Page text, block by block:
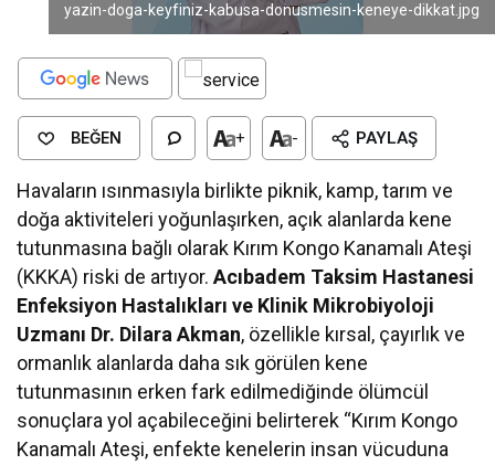
yazin-doga-keyfiniz-kabusa-donusmesin-keneye-dikkat.jpg
BEĞEN + - PAYLAŞ
Havaların ısınmasıyla birlikte piknik, kamp, tarım ve
doğa aktiviteleri yoğunlaşırken, açık alanlarda kene
tutunmasına bağlı olarak Kırım Kongo Kanamalı Ateşi
(KKKA) riski de artıyor.Acıbadem Taksim Hastanesi
Enfeksiyon Hastalıkları ve Klinik Mikrobiyoloji
Uzmanı Dr. Dilara Akman, özellikle kırsal, çayırlık ve
ormanlık alanlarda daha sık görülen kene
tutunmasının erken fark edilmediğinde ölümcül
sonuçlara yol açabileceğini belirterek “Kırım Kongo
Kanamalı Ateşi, enfekte kenelerin insan vücuduna